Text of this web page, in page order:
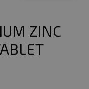
ZINC